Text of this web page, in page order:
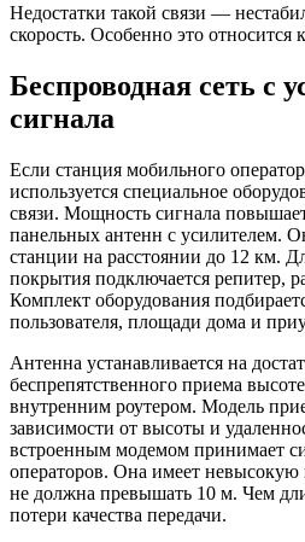
Недостатки такой связи —
скорость. Особенно это относится
Беспроводная сеть с
сигнала
Если станция мобильного
используется специальное
связи. Мощность сигнала
панельных антенн с усилителем.
станции на расстоянии до 12 км.
покрытия подключается репитер,
Комплект оборудования
пользователя, площади дома и
Антенна устанавливается на
беспрепятственного приема
внутренним роутером. Модель
зависимости от высоты и
встроенным модемом принимает
операторов. Она имеет невысокую
не должна превышать 10 м. Чем
потери качества передачи.